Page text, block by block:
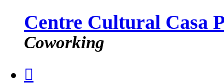
Centre Cultural Casa
Coworking
